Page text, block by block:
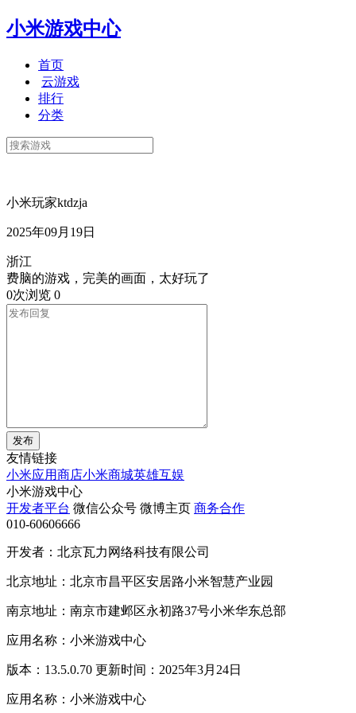
小米游戏中心
首页
云游戏
排行
分类
小米玩家ktdzja
2025年09月19日
浙江
费脑的游戏，完美的画面，太好玩了
0次浏览 0
发布
友情链接
小米应用商店小米商城英雄互娱
小米游戏中心
开发者平台 微信公众号 微博主页 商务合作
010-60606666
开发者：北京瓦力网络科技有限公司
北京地址：北京市昌平区安居路小米智慧产业园
南京地址：南京市建邺区永初路37号小米华东总部
应用名称：小米游戏中心
版本：13.5.0.70 更新时间：2025年3月24日
应用名称：小米游戏中心